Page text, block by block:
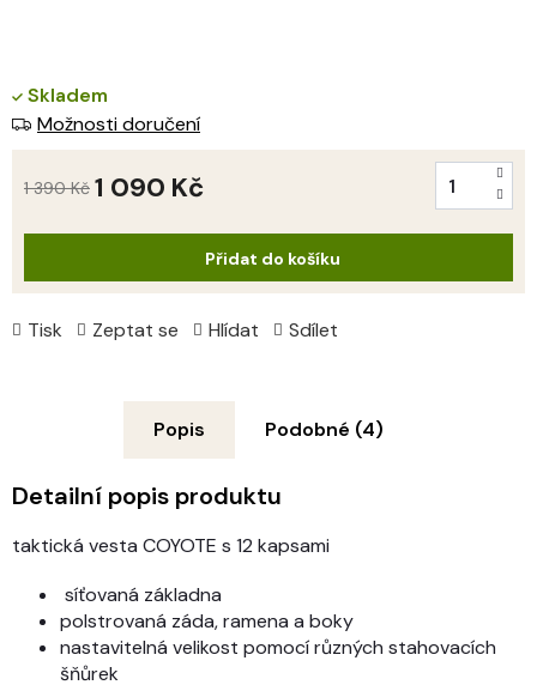
Tisk Zeptat se Hlídat Sdílet
Skladem
Možnosti doručení
1 390 Kč 1 090 KčMěrná
Přidat do košíku
Popis Podobné (4)
Detailní popis produktu
taktická vesta COYOTE s 12 kapsami
síťovaná základna
polstrovaná záda, ramena a boky
nastavitelná velikost pomocí různých stahovacích
šňůrek